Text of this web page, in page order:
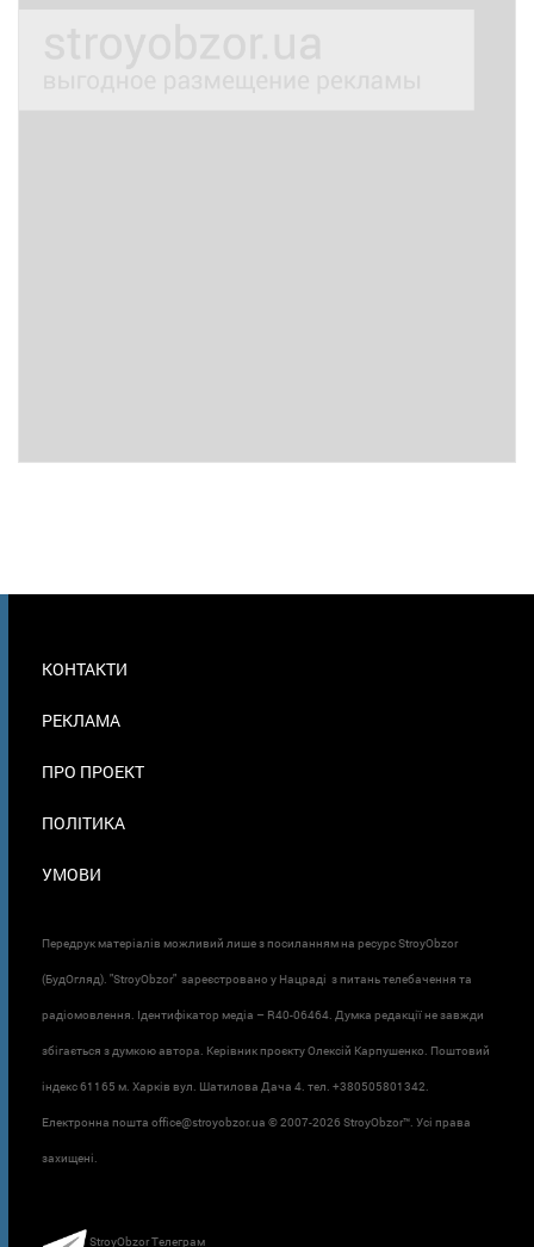
В
КОНТАКТИ
РЕКЛАМА
ПРО ПРОЕКТ
ПОЛІТИКА
УМОВИ
Передрук матеріалів можливий лише з посиланням на ресурс StroyObzor
(БудОгляд). "StroyObzor" зареєстровано у Нацраді з питань телебачення та
радіомовлення. Ідентифікатор медіа – R40-06464. Думка редакції не завжди
збігається з думкою автора. Керівник проєкту Олексій Карпушенко. Поштовий
індекс 61165 м. Харків вул. Шатилова Дача 4. тел. +380505801342.
Електронна пошта office@stroyobzor.ua © 2007-2026 StroyObzor™. Усі права
захищені.
StroyObzor Телеграм